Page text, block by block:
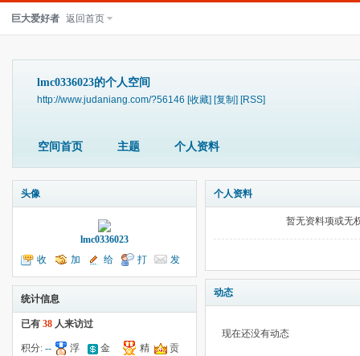
巨大爱好者 返回首页
lmc0336023的个人空间
http://www.judaniang.com/?56146 [收藏] [复制] [RSS]
空间首页 主题 个人资料
头像
lmc0336023
收
听TA
加
为好友
给
我留言
打
个招呼
发
送消息
统计信息
已有 38 人来访过
积分: --
浮
金
精
贡
个人资料
暂无资料项或无
动态
现在还没有动态